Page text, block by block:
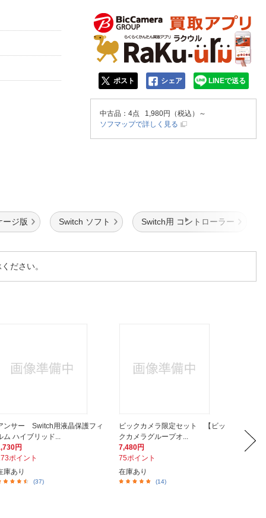
ポスト シェア LINEで送る
中古品 ：4点 1,980円（税込）～
ソフマップで詳しく見る
ージ版 Switch ソフト Switch用 コントローラー
ださい。
ンサー Switch用液晶保護フィ
ム ハイブリッド...
円
ポイント
庫あり
(37)
ビックカメラ限定セット 【ビッ
クカメラグループオ...
7,480円
75ポイント
在庫あり
(14)
ライ
9,980円